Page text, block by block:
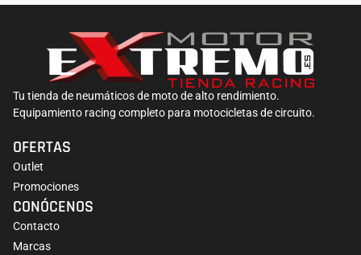
Tu tienda de neumáticos de moto de alto rendimiento.
Equipamiento racing completo para motocicletas de circuito.
OFERTAS
Outlet
Promociones
CONÓCENOS
Contacto
Marcas